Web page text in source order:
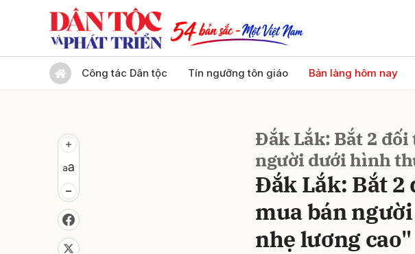
Công tác Dân tộc Tín ngưỡng tôn giáo Bản làng hôm nay
Đắk Lắk: Bắt 2
người dưới hình
Đắk Lắk: Bắt 2
mua bán
nhẹ lương cao"
Gửi bình luận